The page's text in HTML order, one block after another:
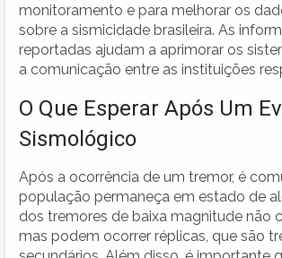
monitoramento e para melhorar os
sobre a sismicidade brasileira. As
reportadas ajudam a aprimorar os
a comunicação entre as instituições
O Que Esperar Após Um
Sismológico
Após a ocorrência de um tremor, é
população permaneça em estado de
dos tremores de baixa magnitude não
mas podem ocorrer réplicas, que são